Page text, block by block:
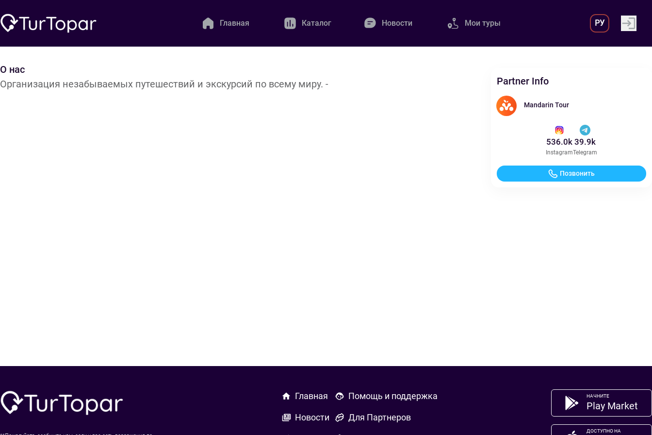
Главная Каталог Новости Мои туры РУ
О нас
Организация незабываемых путешествий и экскурсий по всему миру. -
Partner Info
Mandarin Tour
536.0k
Instagram
39.9k
Telegram
Позвонить
Главная
Новости
Помощь и поддержка
Для Партнеров
НАЧНИТЕ
Play Market
ДОСТУПНО НА